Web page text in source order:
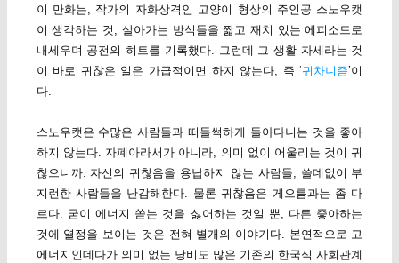
이 만화는, 작가의 자화상격인 고양이 형상의 주인공 스노우캣
이 생각하는 것, 살아가는 방식들을 짧고 재치 있는 에피소드로
내세우며 공전의 히트를 기록했다. 그런데 그 생활 자세라는 것
이 바로 귀찮은 일은 가급적이면 하지 않는다, 즉 ‘귀차니즘’이
다.
스노우캣은 수많은 사람들과 떠들썩하게 돌아다니는 것을 좋아
하지 않는다. 자폐아라서가 아니라, 의미 없이 어울리는 것이 귀
찮으니까. 자신의 귀찮음을 용납하지 않는 사람들, 쓸데없이 부
지런한 사람들을 난감해한다. 물론 귀찮음은 게으름과는 좀 다
르다. 굳이 에너지 쏟는 것을 싫어하는 것일 뿐, 다른 좋아하는
것에 열정을 보이는 것은 전혀 별개의 이야기다. 본연적으로 고
에너지인데다가 의미 없는 낭비도 많은 기존의 한국식 사회관계